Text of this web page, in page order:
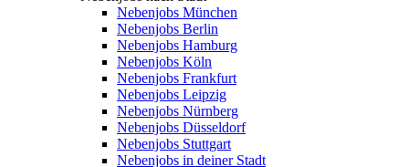
Nebenjobs München
Nebenjobs Berlin
Nebenjobs Hamburg
Nebenjobs Köln
Nebenjobs Frankfurt
Nebenjobs Leipzig
Nebenjobs Nürnberg
Nebenjobs Düsseldorf
Nebenjobs Stuttgart
Nebenjobs in deiner Stadt